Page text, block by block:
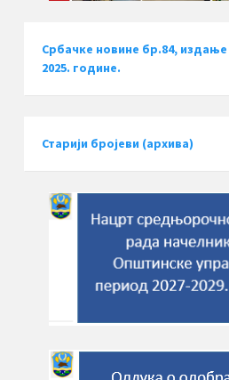
Србачке новине бр.84,
2025. године.
Старији бројеви (архива)